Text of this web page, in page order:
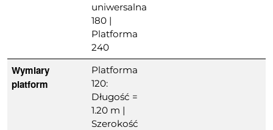
uniwersalna
180 |
Platforma
240
Wymiary
platform
Platforma
120:
Długość =
1.20 m |
Szerokość